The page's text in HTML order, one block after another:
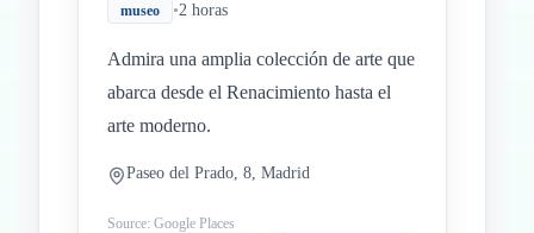
museo •2 horas
Admira una amplia colección de arte que
abarca desde el Renacimiento hasta el
arte moderno.
Paseo del Prado, 8, Madrid
Source: Google Places